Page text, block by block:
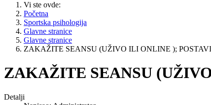
Vi ste ovde:
Početna
Sportska psihologija
Glavne stranice
Glavne stranice
ZAKAŽITE SEANSU (UŽIVO ILI ONLINE );
ZAKAŽITE SEANSU
Detalji